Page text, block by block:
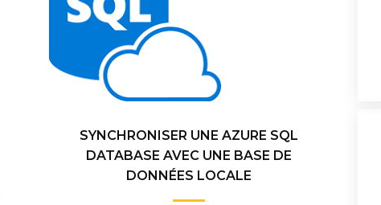
SYNCHRONISER UNE AZURE SQL
DATABASE AVEC UNE BASE DE
DONNÉES LOCALE